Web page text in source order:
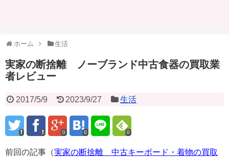
ホーム 生活
実家の断捨離 ノーブランド中古食器の買取業
者レビュー
2017/5/9 2023/9/27 生活
0 0 0
前回の記事（実家の断捨離 中古キーボード・着物の買取